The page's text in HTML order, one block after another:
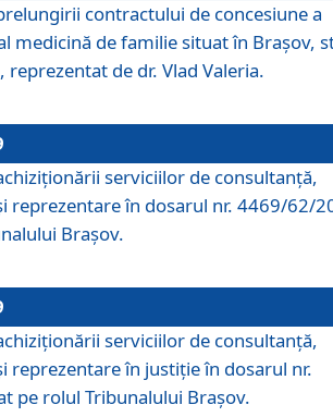
contractului de concesiune a
medicină de familie situat în Braşov,
reprezentat de dr. Vlad Valeria.
serviciilor de consultanţă,
reprezentare în dosarul nr. 4469/62/
Braşov.
serviciilor de consultanţă,
reprezentare în justiţie în dosarul nr.
pe rolul Tribunalului Braşov.